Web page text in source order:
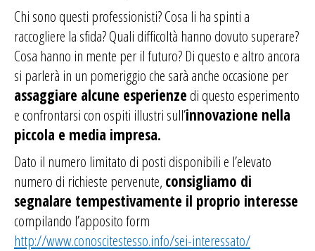
Chi sono questi professionisti? Cosa li ha spinti a
raccogliere la sfida? Quali difficoltà hanno dovuto superare?
Cosa hanno in mente per il futuro? Di questo e altro ancora
si parlerà in un pomeriggio che sarà anche occasione per
assaggiare alcune esperienze di questo esperimento
e confrontarsi con ospiti illustri sull’innovazione nella
piccola e media impresa.
Dato il numero limitato di posti disponibili e l’elevato
numero di richieste pervenute, consigliamo di
segnalare tempestivamente il proprio interesse
compilando l’apposito form
http://www.conoscitestesso.info/sei-interessato/